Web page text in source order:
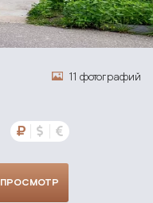
11 фотографий
ПРОСМОТР